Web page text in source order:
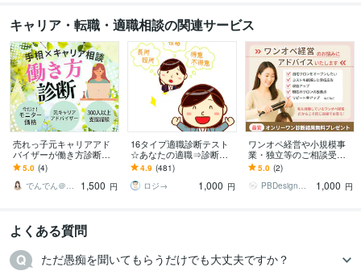
キャリア・転職・適職相談の関連サービス
売れっ子元キャリアアド
バイザーが働き方診断を
します 今だけモニター価
格！！で神秘面＆現実面
の両面からアドバイス♪
5.0 (4)
でんでん＠ゆらぎ相談室
1,500 円
16タイプ適職診断テスト
☆あなたの適職⇒診断し
ます あなたの「適職」っ
てなに？＋おまけ(ダイエ
ット診断)
4.9 (481)
ロジ→
1,000 円
ワンオペ経営や小規模事
業・独立等のご相談受け
ます 【5件までの特価】そ
れぞれのお悩みあったア
ドバイスをします
5.0 (2)
PBDesign 個人事業主を全力応援
1,000 円
よくある質問
ただ愚痴を聞いてもらうだけでも大丈夫ですか？